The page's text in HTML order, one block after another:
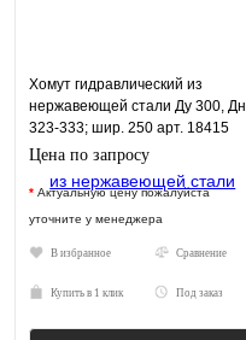
Хомут гидравлический из
нержавеющей стали Ду 300, Дн
323-333; шир. 250 арт. 18415
Цена по запросу
* Актуальную цену пожалуйста
уточните у менеджера
В избранное Сравнение
Купить в 1 клик Под заказ